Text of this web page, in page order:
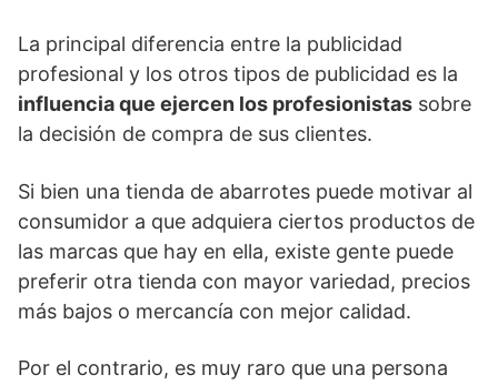
La principal diferencia entre la publicidad
profesional y los otros tipos de publicidad es la
influencia que ejercen los profesionistas sobre
la decisión de compra de sus clientes.
Si bien una tienda de abarrotes puede motivar al
consumidor a que adquiera ciertos productos de
las marcas que hay en ella, existe gente puede
preferir otra tienda con mayor variedad, precios
más bajos o mercancía con mejor calidad.
Por el contrario, es muy raro que una persona